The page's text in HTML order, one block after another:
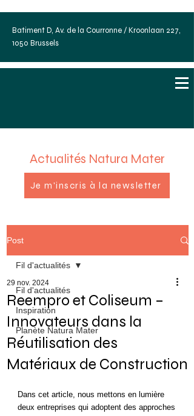
Batiment D, Av. de la Courronne / Kroonlaan 227,
1050 Brussels
Actualités Natura Mater
Je m'inscris à la newsletter
Post
Fil d'actualités
Inspiration
Planète Natura Mater
Fil d'actualités
Reempro et Coliseum –
Innovateurs dans la
Réutilisation des
Matériaux de Construction
29 nov. 2024
Dans cet article, nous mettons en lumière
deux entreprises qui adoptent des approches